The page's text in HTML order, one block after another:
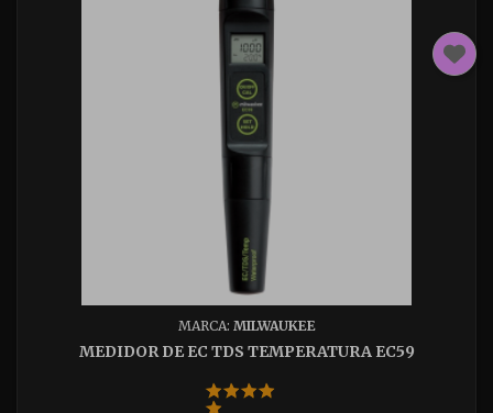
MARCA: MILWAUKEE
MEDIDOR DE EC TDS TEMPERATURA EC59